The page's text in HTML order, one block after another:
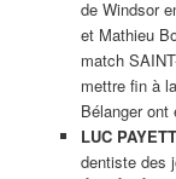
de Windsor
et Mathieu
match
mettre fin à
Bélanger ont
LUC
dentiste des